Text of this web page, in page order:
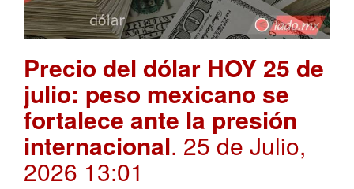
Precio del dólar HOY 25 de
julio: peso mexicano se
fortalece ante la presión
internacional. 25 de Julio,
2026 13:01